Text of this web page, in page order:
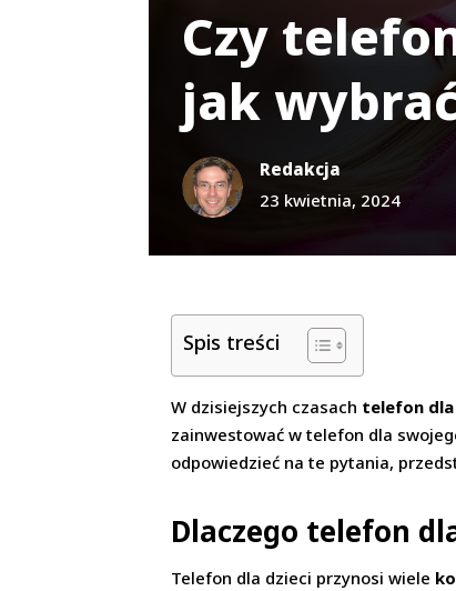
Czy
jak
Redakcja
23 kwietnia, 2024
Spis treści
W dzisiejszych czasach telefon
zainwestować w telefon dla
odpowiedzieć na te pytania,
Dlaczego telefon
Telefon dla dzieci przynosi wiele